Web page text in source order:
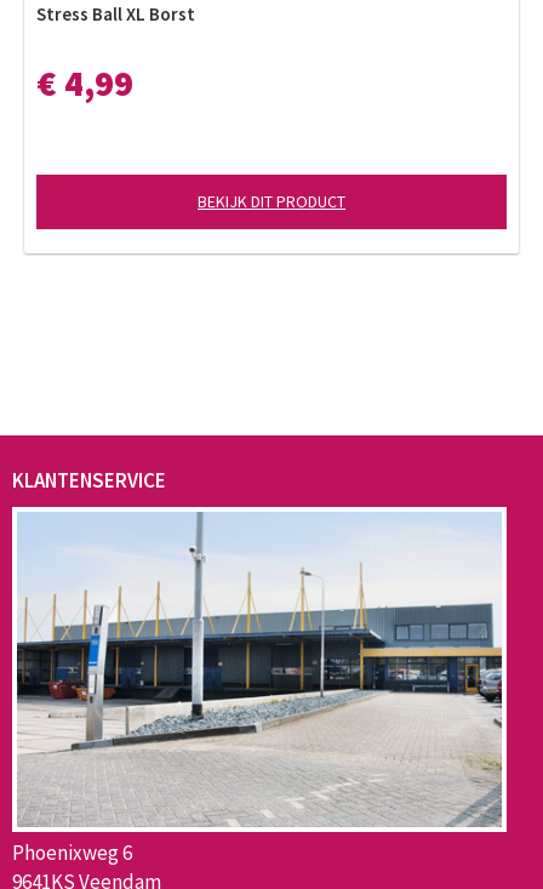
Stress Ball XL Borst
€ 4,99
BEKIJK DIT PRODUCT
KLANTENSERVICE
Phoenixweg 6
9641KS Veendam